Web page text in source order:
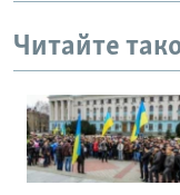
Читайте